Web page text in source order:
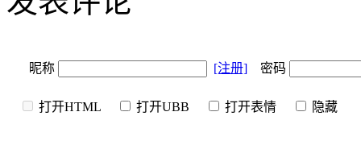
昵称 [注册] 密码
打开HTML 打开UBB 打开表情 隐